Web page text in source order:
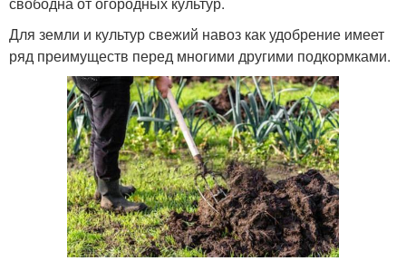
Для земли и культур свежий навоз как удобрение имеет
ряд преимуществ перед многими другими подкормками.